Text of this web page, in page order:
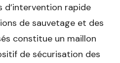
d’intervention rapide
de sauvetage et des
constitue un maillon
de sécurisation des